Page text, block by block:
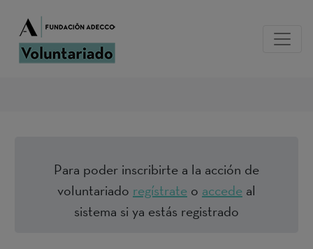
Para poder inscribirte a la acción de
voluntariado regístrate o accede al
sistema si ya estás registrado